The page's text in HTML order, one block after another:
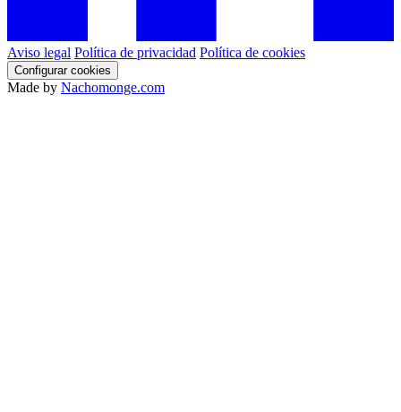
Aviso legal Política de privacidad Política de cookies
Configurar cookies
Made by Nachomonge.com